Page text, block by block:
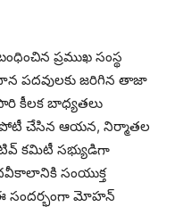
ప్రముఖ సంస్థ
పదవులకు జరిగిన తాజా
కీలక బాధ్యతలు
పోటీ చేసిన ఆయన, నిర్మాతల
కమిటీ సభ్యుడిగా
సంయుక్త
ఈ సందర్భంగా మోహన్